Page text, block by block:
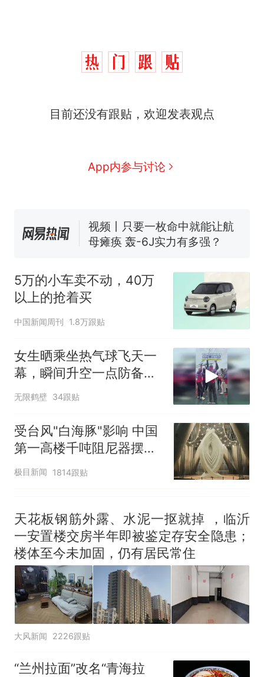
目前还没有跟贴，欢迎发表观点
App内参与讨论
热
十多万人报名的考试，成绩
全部作废，公平么？
国大使骑行绕了几乎整个国境
5万的小车卖不动，40万以上
母瘫痪 轰-6J实力有多强？
空调24小时开着反而更省电？
电力部门回应
1千斤稻谷
热
十多万人报名的考试，成绩
全部作废，公平么？
5万的小车卖不动，40万
以上的抢着买
中国新闻周刊 1.8万跟贴
女生晒乘坐热气球飞天一
幕，瞬间升空一点防备都
没有
无限鹤壁 34跟贴
受台风"白海豚"影响 中国
第一高楼千吨阻尼器摆动
明显
极目新闻 1814跟贴
天花板钢筋外露、水泥一抠就掉 ，临沂
一安置楼交房半年即被鉴定存安全隐患；
楼体至今未加固，仍有居民常住
大风新闻 2226跟贴
“兰州拉面”改名“青海拉